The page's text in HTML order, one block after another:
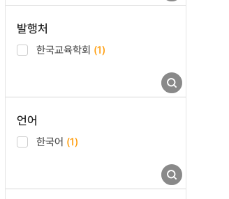
발행처
한국교육학회 (1)
언어
한국어 (1)